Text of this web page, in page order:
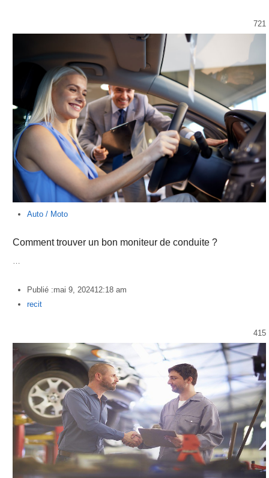
721
Auto / Moto
Comment trouver un bon moniteur de conduite ?
…
Publié :mai 9, 202412:18 am
Author
recit
415